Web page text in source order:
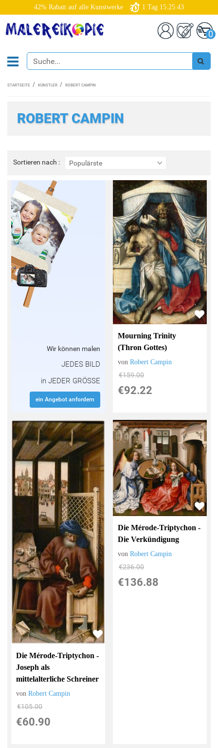
42% Rabatt auf alle Kunstwerke 1 Tag 15:25:41
0
STARTSEITE KÜNSTLER ROBERT CAMPIN
ROBERT CAMPIN
Sortieren nach : Populärste
Sortieren
nach
Wir können malen
JEDES BILD
in JEDER GRÖSSE
ein Angebot anfordern
Mourning Trinity
(Thron Gottes)
vonRobert Campin
€159.00
€92.22
Die Mérode-Triptychon -
Joseph als
mittelalterliche Schreiner
vonRobert Campin
€105.00
€60.90
Die Mérode-Triptychon -
Die Verkündigung
vonRobert Campin
€236.00
€136.88